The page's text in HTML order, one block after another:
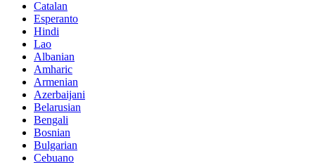
Catalan
Esperanto
Hindi
Lao
Albanian
Amharic
Armenian
Azerbaijani
Belarusian
Bengali
Bosnian
Bulgarian
Cebuano